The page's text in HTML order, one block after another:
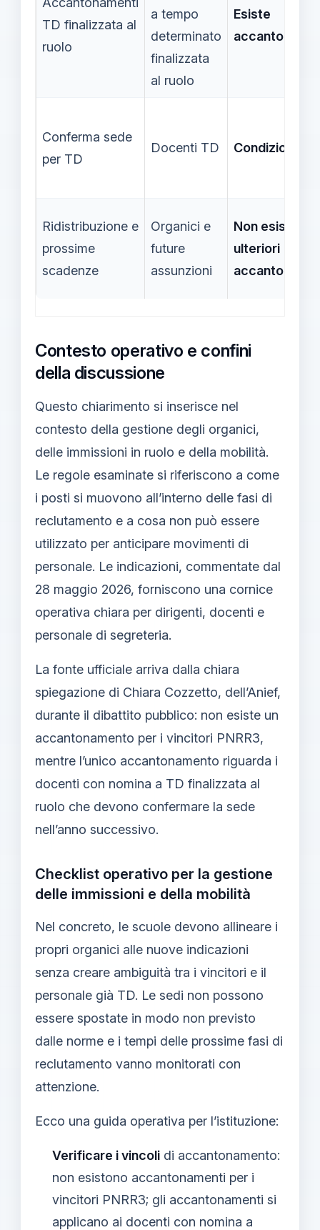
TD finalizzata al
ruolo
a tempo
determinato
finalizzata
al ruolo
Esiste
Conferma sede
per TD
Docenti TD Condizione
Ridistribuzione e
prossime
scadenze
Organici e
future
assunzioni
Non esistono
ulteriori
Contesto operativo e confini
della discussione
Questo chiarimento si inserisce nel
contesto della gestione degli organici,
delle immissioni in ruolo e della mobilità.
Le regole esaminate si riferiscono a come
i posti si muovono all’interno delle fasi di
reclutamento e a cosa non può essere
utilizzato per anticipare movimenti di
personale. Le indicazioni, commentate dal
28 maggio 2026, forniscono una cornice
operativa chiara per dirigenti, docenti e
personale di segreteria.
La fonte ufficiale arriva dalla chiara
spiegazione di Chiara Cozzetto, dell’Anief,
durante il dibattito pubblico: non esiste un
accantonamento per i vincitori PNRR3,
mentre l’unico accantonamento riguarda i
docenti con nomina a TD finalizzata al
ruolo che devono confermare la sede
nell’anno successivo.
Checklist operativo per la gestione
delle immissioni e della mobilità
Nel concreto, le scuole devono allineare i
propri organici alle nuove indicazioni
senza creare ambiguità tra i vincitori e il
personale già TD. Le sedi non possono
essere spostate in modo non previsto
dalle norme e i tempi delle prossime fasi di
reclutamento vanno monitorati con
attenzione.
Ecco una guida operativa per l’istituzione:
Verificare i vincoli di accantonamento:
non esistono accantonamenti per i
vincitori PNRR3; gli accantonamenti si
applicano ai docenti con nomina a